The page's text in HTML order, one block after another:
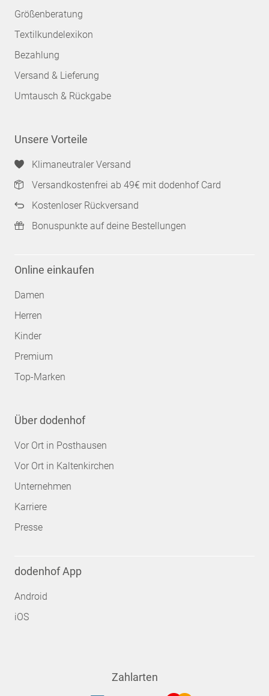
Größenberatung
Textilkundelexikon
Bezahlung
Versand & Lieferung
Umtausch & Rückgabe
Unsere Vorteile
Klimaneutraler Versand
Versandkostenfrei ab 49€ mit dodenhof Card
Kostenloser Rückversand
Bonuspunkte auf deine Bestellungen
Online einkaufen
Damen
Herren
Kinder
Premium
Top-Marken
Über dodenhof
Vor Ort in Posthausen
Vor Ort in Kaltenkirchen
Unternehmen
Karriere
Presse
dodenhof App
Android
iOS
Zahlarten